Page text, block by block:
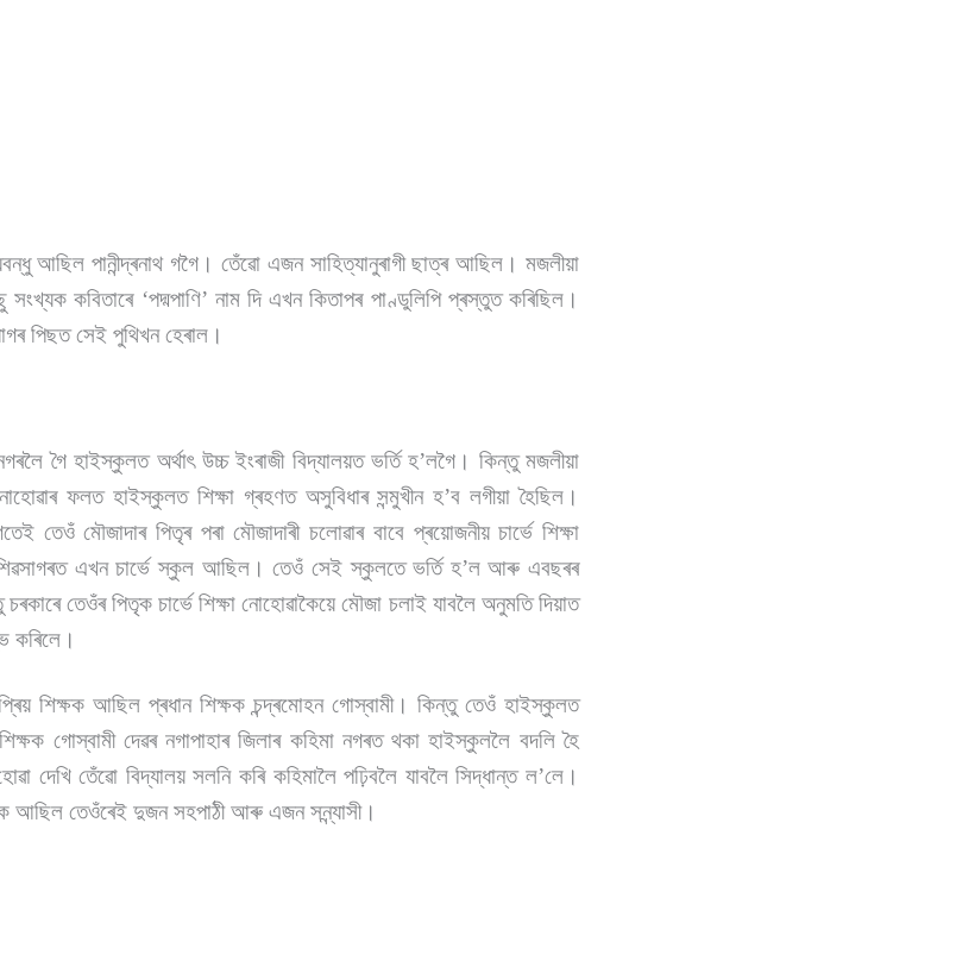
আছিল পানীন্দ্ৰনাথ গগৈ। তেঁৱো এজন সাহিত্যানুৰাগী ছাত্ৰ আছিল। মজলীয়া
কবিতাৰে ‘পদ্মপাণি’ নাম দি এখন কিতাপৰ পাণ্ডুলিপি প্ৰস্তুত কৰিছিল।
পিছত সেই পুথিখন হেৰাল।
গৈ হাইস্কুলত অৰ্থাৎ উচ্চ ইংৰাজী বিদ্যালয়ত ভৰ্তি হ’লগৈ। কিন্তু মজলীয়া
ফলত হাইস্কুলত শিক্ষা গ্ৰহণত অসুবিধাৰ সন্মুখীন হ’ব লগীয়া হৈছিল।
তেওঁ মৌজাদাৰ পিতৃৰ পৰা মৌজাদাৰী চলোৱাৰ বাবে প্ৰয়োজনীয় চাৰ্ভে শিক্ষা
এখন চাৰ্ভে স্কুল আছিল। তেওঁ সেই স্কুলতে ভৰ্তি হ’ল আৰু এবছৰৰ
তেওঁৰ পিতৃক চাৰ্ভে শিক্ষা নোহোৱাকৈয়ে মৌজা চলাই যাবলৈ অনুমতি দিয়াত
কৰিলে।
শিক্ষক আছিল প্ৰধান শিক্ষক চন্দ্ৰমোহন গোস্বামী। কিন্তু তেওঁ হাইস্কুলত
গোস্বামী দেৱৰ নগাপাহাৰ জিলাৰ কহিমা নগৰত থকা হাইস্কুললৈ বদলি হৈ
দেখি তেঁৱো বিদ্যালয় সলনি কৰি কহিমালৈ পঢ়িবলৈ যাবলৈ সিদ্ধান্ত ল’লে।
আছিল তেওঁৰেই দুজন সহপাঠী আৰু এজন সন্ন্যাসী।